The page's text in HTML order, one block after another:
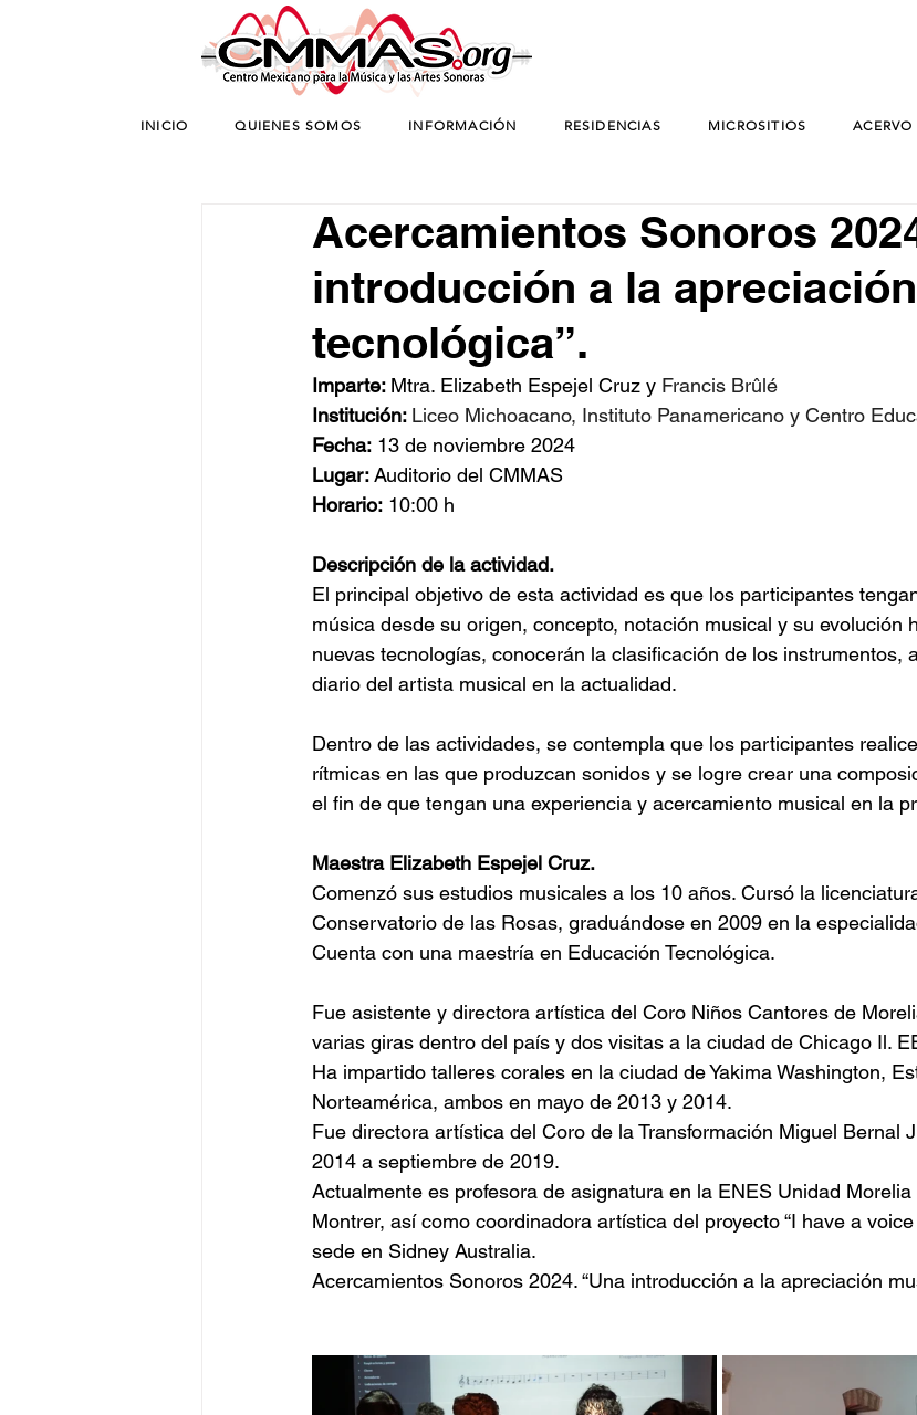
INICIO QUIENES SOMOS INFORMACIÓN RESIDENCIAS MICROSITIOS ACERVO
Acercamientos Sonoros
introducción a la
tecnológica”.
Imparte: Mtra. Elizabeth Espejel Cruz y Francis Brûlé
Institución: Liceo Michoacano, Instituto Panamericano y Centro
Fecha: 13 de noviembre 2024
Lugar: Auditorio del CMMAS
Horario: 10:00 h
Descripción de la actividad.
El principal objetivo de esta actividad es que los participantes
música desde su origen, concepto, notación musical y su evolución
nuevas tecnologías, conocerán la clasificación de los instrumentos,
diario del artista musical en la actualidad.
Dentro de las actividades, se contempla que los participantes
rítmicas en las que produzcan sonidos y se logre crear una
el fin de que tengan una experiencia y acercamiento musical en la
Maestra Elizabeth Espejel Cruz.
Comenzó sus estudios musicales a los 10 años. Cursó la
Conservatorio de las Rosas, graduándose en 2009 en la
Cuenta con una maestría en Educación Tecnológica.
Fue asistente y directora artística del Coro Niños Cantores de
varias giras dentro del país y dos visitas a la ciudad de Chicago Il.
Ha impartido talleres corales en la ciudad de Yakima Washington,
Norteamérica, ambos en mayo de 2013 y 2014.
Fue directora artística del Coro de la Transformación Miguel Bernal
2014 a septiembre de 2019.
Actualmente es profesora de asignatura en la ENES Unidad
Montrer, así como coordinadora artística del proyecto “I have a
sede en Sidney Australia.
Acercamientos Sonoros 2024. “Una introducción a la apreciación